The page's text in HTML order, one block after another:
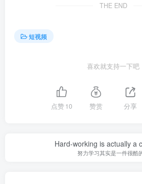
THE END
短视频
喜欢就支持一下吧
点赞10 赞赏 分享
Hard-working is actually a
努力学习其实是一件很酷